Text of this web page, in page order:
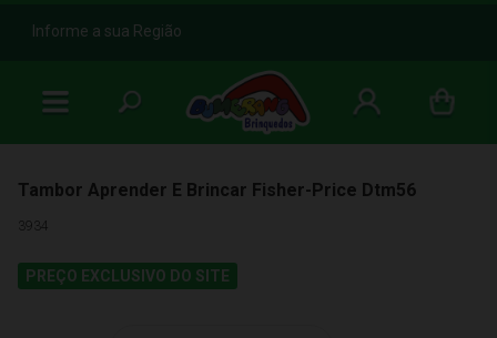
b
Informe a sua Região
Tambor Aprender E Brincar Fisher-Price Dtm56
3934
PREÇO EXCLUSIVO DO SITE